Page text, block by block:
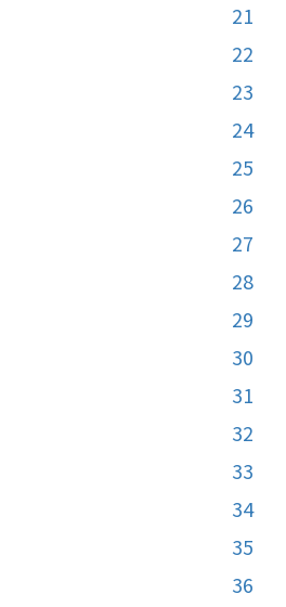
21
22
23
24
25
26
27
28
29
30
31
32
33
34
35
36